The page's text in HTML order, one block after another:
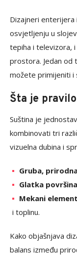
Dizajneri enterijera
osvjetljenju u
tepiha i televizora,
prostora. Jedan od
možete primijeniti
Šta je
Suština je
kombinovati tri
vizuelna dubina i
Gruba,
Glatka površina
Mekani element
i toplinu.
Kako objašnjava
balans između